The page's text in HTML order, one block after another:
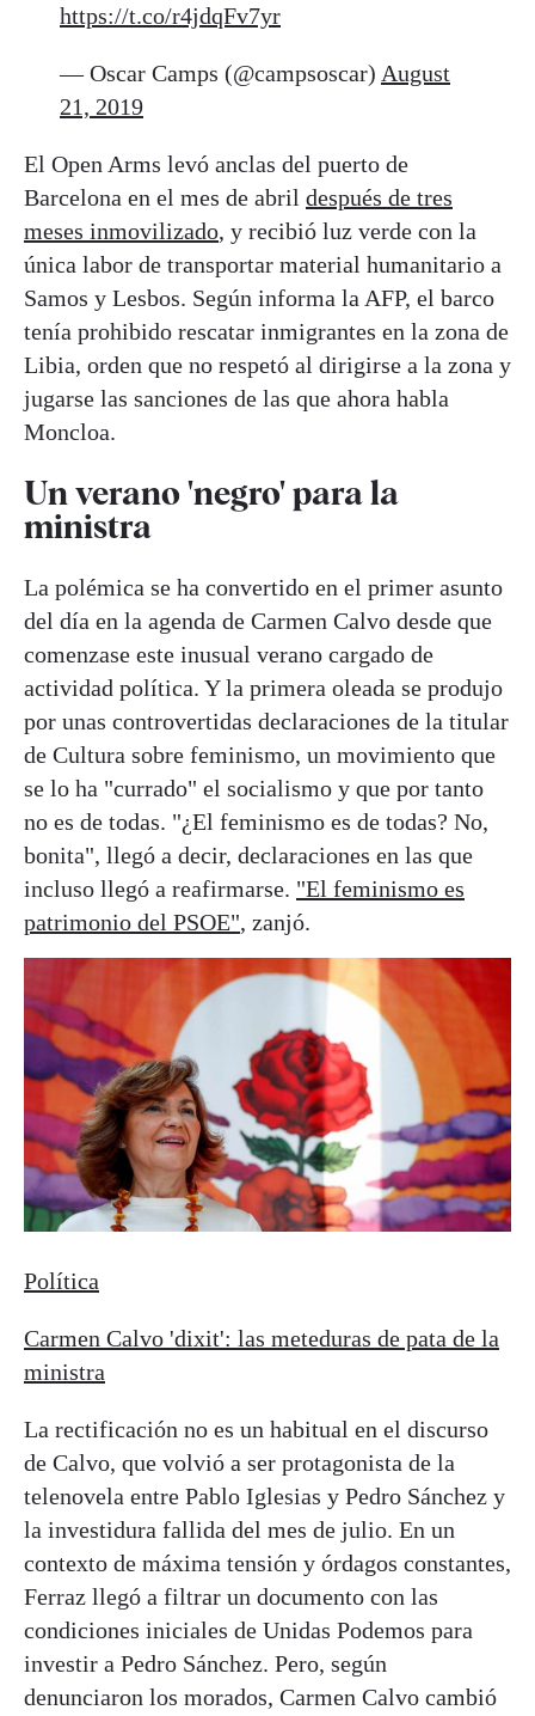
https://t.co/r4jdqFv7yr
— Oscar Camps (@campsoscar) August
21, 2019
El Open Arms levó anclas del puerto de
Barcelona en el mes de abril después de tres
meses inmovilizado, y recibió luz verde con la
única labor de transportar material humanitario a
Samos y Lesbos. Según informa la AFP, el barco
tenía prohibido rescatar inmigrantes en la zona de
Libia, orden que no respetó al dirigirse a la zona y
jugarse las sanciones de las que ahora habla
Moncloa.
Un verano 'negro' para la
ministra
La polémica se ha convertido en el primer asunto
del día en la agenda de Carmen Calvo desde que
comenzase este inusual verano cargado de
actividad política. Y la primera oleada se produjo
por unas controvertidas declaraciones de la titular
de Cultura sobre feminismo, un movimiento que
se lo ha "currado" el socialismo y que por tanto
no es de todas. "¿El feminismo es de todas? No,
bonita", llegó a decir, declaraciones en las que
incluso llegó a reafirmarse. "El feminismo es
patrimonio del PSOE", zanjó.
Política
Carmen Calvo 'dixit': las meteduras de pata de la
ministra
La rectificación no es un habitual en el discurso
de Calvo, que volvió a ser protagonista de la
telenovela entre Pablo Iglesias y Pedro Sánchez y
la investidura fallida del mes de julio. En un
contexto de máxima tensión y órdagos constantes,
Ferraz llegó a filtrar un documento con las
condiciones iniciales de Unidas Podemos para
investir a Pedro Sánchez. Pero, según
denunciaron los morados, Carmen Calvo cambió